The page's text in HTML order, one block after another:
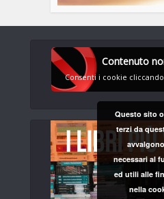
Contenuto
Consenti i cookie
Questo sito
terzi da
necessari al
ed utili alle
nella